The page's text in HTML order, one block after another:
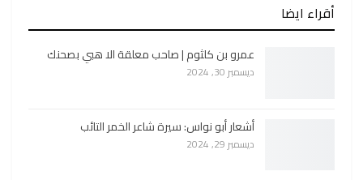
أقراء ايضا
عمرو بن كلثوم | صاحب معلقة الا هبي بصحنك
ديسمبر 30, 2024
أشعار أبو نواس: سيرة شاعر الخمر التائب
ديسمبر 29, 2024